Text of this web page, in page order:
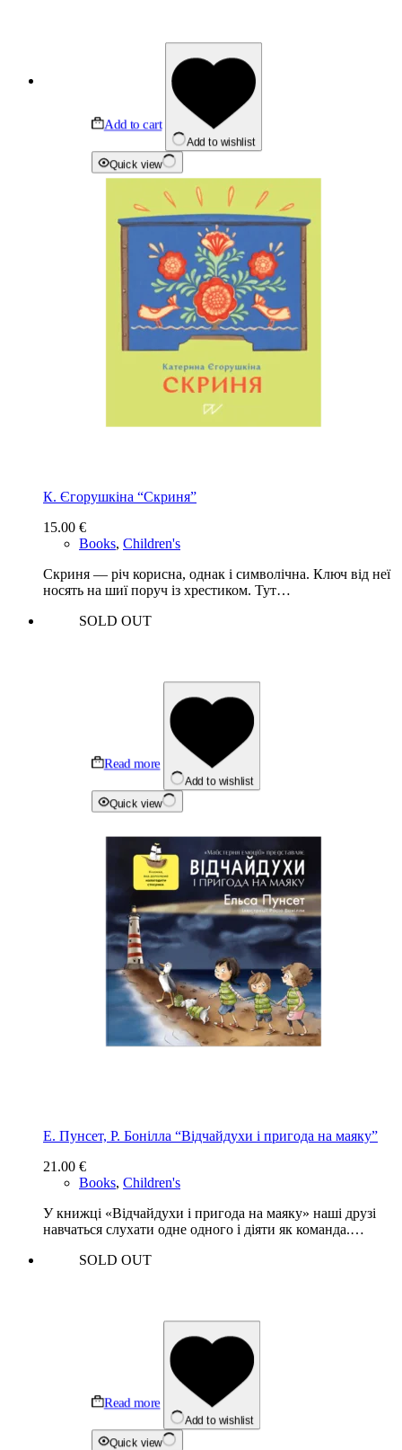
Add to cart
Add to wishlist
Quick view
К. Єгорушкіна “Скриня”
15.00 €
Books, Children's
Скриня — річ корисна, однак і символічна. Ключ від неї
носять на шиї поруч із хрестиком. Тут…
SOLD OUT
Read more
Add to wishlist
Quick view
Е. Пунсет, Р. Бонілла “Відчайдухи і пригода на маяку”
21.00 €
Books, Children's
У книжці «Відчайдухи і пригода на маяку» наші друзі
навчаться слухати одне одного і діяти як команда.…
SOLD OUT
Read more
Add to wishlist
Quick view